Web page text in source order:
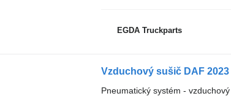
EGDA Truckparts
Vzduchový sušič DAF 2023
Pneumatický systém -